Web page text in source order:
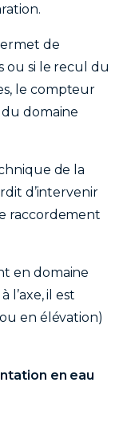
de
ou si le recul du
le compteur
domaine
de la
d’intervenir
raccordement
en domaine
l’axe, il est
en élévation)
en eau